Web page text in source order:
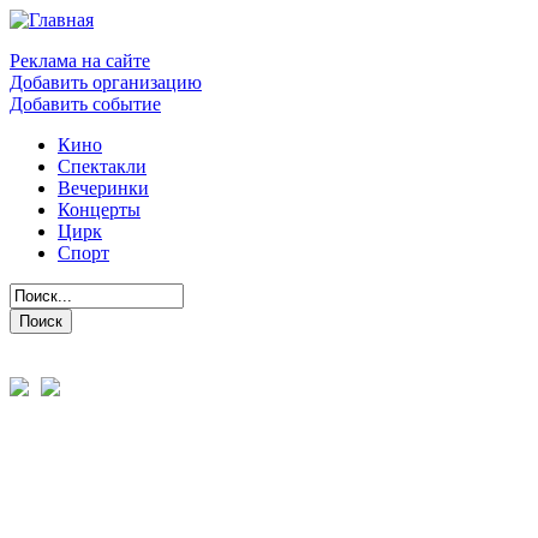
Реклама на сайте
Добавить организацию
Добавить событие
Кино
Спектакли
Вечеринки
Концерты
Цирк
Спорт